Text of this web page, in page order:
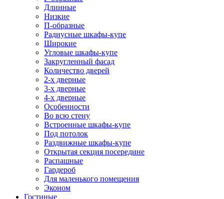
Длинные
Низкие
П-образные
Радиусные шкафы-купе
Широкие
Угловые шкафы-купе
Закругленный фасад
Количество дверей
2-х дверные
3-х дверные
4-х дверные
Особенности
Во всю стену
Встроенные шкафы-купе
Под потолок
Раздвижные шкафы-купе
Открытая секция посередине
Распашные
Гардероб
Для маленького помещения
Эконом
Гостиные